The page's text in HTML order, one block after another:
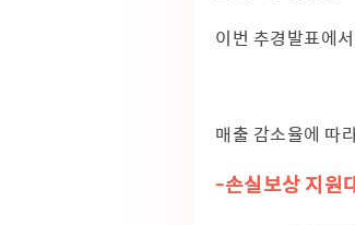
이번 추경발표에
매출 감소율에 따
-손실보상 지원